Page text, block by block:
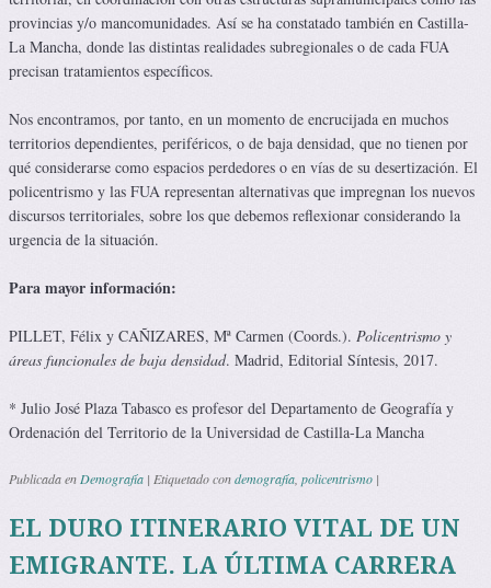
provincias y/o mancomunidades. Así se ha constatado también en Castilla-
La Mancha, donde las distintas realidades subregionales o de cada FUA
precisan tratamientos específicos.
Nos encontramos, por tanto, en un momento de encrucijada en muchos
territorios dependientes, periféricos, o de baja densidad, que no tienen por
qué considerarse como espacios perdedores o en vías de su desertización. El
policentrismo y las FUA representan alternativas que impregnan los nuevos
discursos territoriales, sobre los que debemos reflexionar considerando la
urgencia de la situación.
Para mayor información:
PILLET, Félix y CAÑIZARES, Mª Carmen (Coords.). Policentrismo y
áreas funcionales de baja densidad. Madrid, Editorial Síntesis, 2017.
* Julio José Plaza Tabasco es profesor del Departamento de Geografía y
Ordenación del Territorio de la Universidad de Castilla-La Mancha
Publicada enDemografía | Etiquetado condemografía, policentrismo |
EL DURO ITINERARIO VITAL DE UN
EMIGRANTE. LA ÚLTIMA CARRERA